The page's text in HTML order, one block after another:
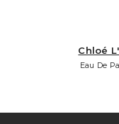
Chloé
Eau De